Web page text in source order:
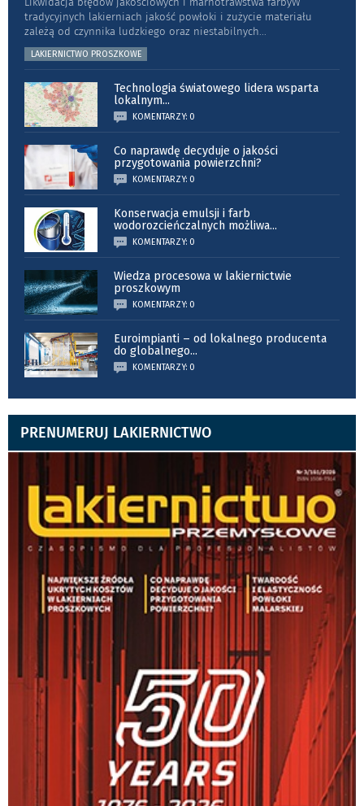
tradycyjnych lakierniach jakość powłoki i zużycie materiału
zależą od czynnika ludzkiego oraz niestabilnych...
LAKIERNICTWO PROSZKOWE
Technologia światowego lidera wsparta
lokalnym...
KOMENTARZY: 0
Co naprawdę decyduje o jakości
przygotowania powierzchni?
KOMENTARZY: 0
Konserwacja emulsji i farb
wodorozcieńczalnych możliwa...
KOMENTARZY: 0
Wiedza procesowa w lakiernictwie
proszkowym
KOMENTARZY: 0
Euroimpianti – od lokalnego producenta
do globalnego...
KOMENTARZY: 0
PRENUMERUJ LAKIERNICTWO